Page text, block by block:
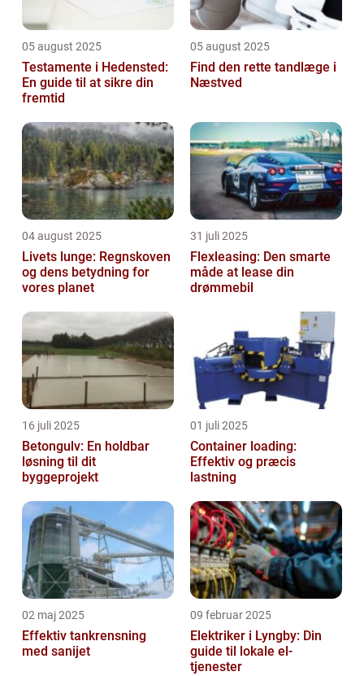
05 august 2025
Testamente i Hedensted:
En guide til at sikre din
fremtid
05 august 2025
Find den rette tandlæge i
Næstved
04 august 2025
Livets lunge: Regnskoven
og dens betydning for
vores planet
31 juli 2025
Flexleasing: Den smarte
måde at lease din
drømmebil
16 juli 2025
Betongulv: En holdbar
løsning til dit
byggeprojekt
01 juli 2025
Container loading:
Effektiv og præcis
lastning
02 maj 2025
Effektiv tankrensning
med sanijet
09 februar 2025
Elektriker i Lyngby: Din
guide til lokale el-
tjenester